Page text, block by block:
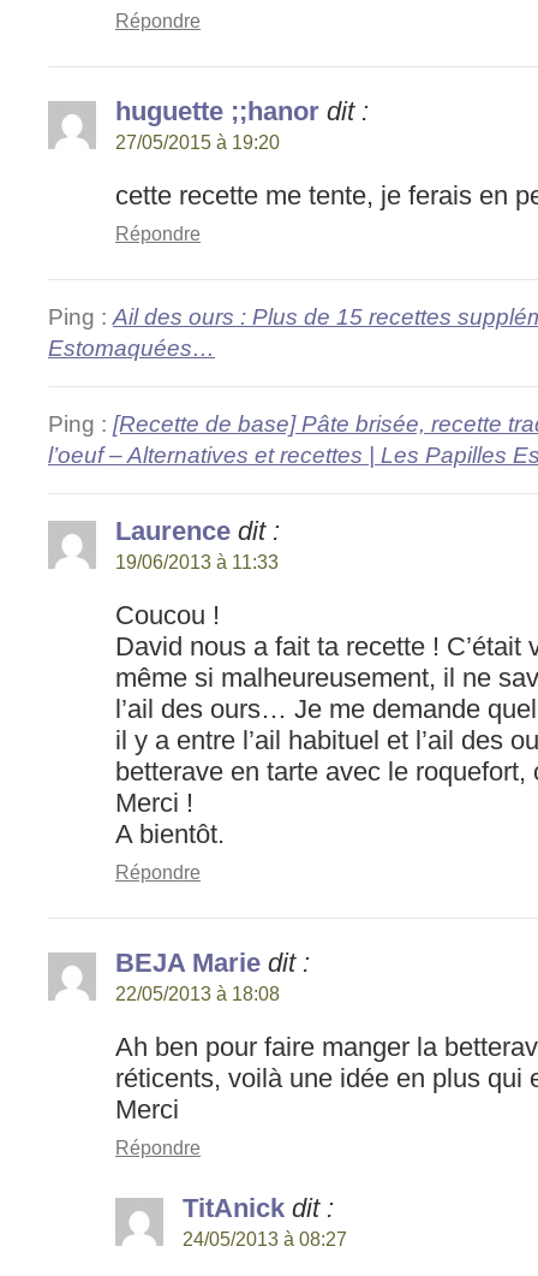
Répondre
huguette ;;hanor dit :
27/05/2015 à 19:20
cette recette me tente, je ferais en
Répondre
Ping :Ail des ours : Plus de 15 recettes
Estomaquées…
Ping : [Recette de base] Pâte brisée, recette
l’oeuf – Alternatives et recettes | Les Papilles
Laurence dit :
19/06/2013 à 11:33
Coucou !
David nous a fait ta recette ! C’était
même si malheureusement, il ne
l’ail des ours… Je me demande
il y a entre l’ail habituel et l’ail des
betterave en tarte avec le roquefort,
Merci !
A bientôt.
Répondre
BEJA Marie dit :
22/05/2013 à 18:08
Ah ben pour faire manger la
réticents, voilà une idée en plus qui
Merci
Répondre
TitAnick dit :
24/05/2013 à 08:27